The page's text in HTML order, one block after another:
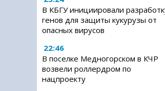
В КБГУ инициировали
генов для защиты кукурузы от
опасных вирусов
22:46
В поселке Медногорском в КЧР
возвели роллердром по
нацпроекту